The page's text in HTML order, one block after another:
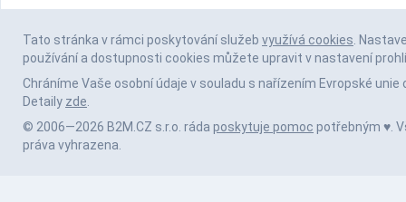
Tato stránka v rámci poskytování služeb využívá cookies.
používání a dostupnosti cookies můžete upravit v nastavení
Chráníme Vaše osobní údaje v souladu s nařízením Evropské unie
Detaily zde.
© 2006—2026 B2M.CZ s.r.o. ráda poskytuje pomoc potřebným ♥️.
práva vyhrazena.